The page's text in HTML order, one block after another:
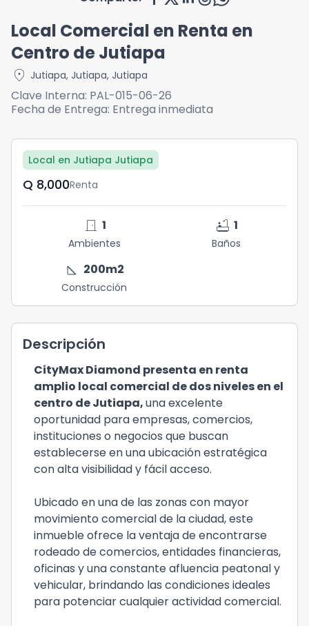
Local Comercial en Renta en
Centro de Jutiapa
location_on Jutiapa, Jutiapa, Jutiapa
Clave Interna: PAL-015-06-26
Fecha de Entrega: Entrega inmediata
Local en Jutiapa Jutiapa
Q	8,000Renta
door_front 1
Ambientes
bathtub 1
Baños
square_foot 200m2
Construcción
Descripción
CityMax Diamond presenta en renta
amplio local comercial de dos niveles en el
centro de Jutiapa,una excelente
oportunidad para empresas, comercios,
instituciones o negocios que buscan
establecerse en una ubicación estratégica
con alta visibilidad y fácil acceso.
Ubicado en una de las zonas con mayor
movimiento comercial de la ciudad, este
inmueble ofrece la ventaja de encontrarse
rodeado de comercios, entidades financieras,
oficinas y una constante afluencia peatonal y
vehicular, brindando las condiciones ideales
para potenciar cualquier actividad comercial.